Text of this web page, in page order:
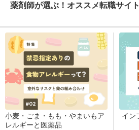
薬剤師が選ぶ！オススメ転職サイ
小麦・ごま・もも・やまいもア
レルギーと医薬品
イン